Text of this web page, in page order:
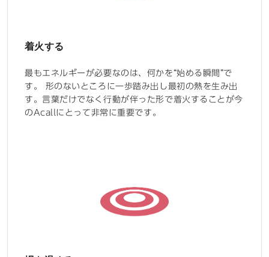
着火する
最もエネルギーが必要なのは、何かを“始める瞬間”で
す。 形のないところに一歩踏み出し最初の熱を生み出
す。言葉だけでなく行動が伴った形で着火することが今
のAcallにとって非常に重要です。